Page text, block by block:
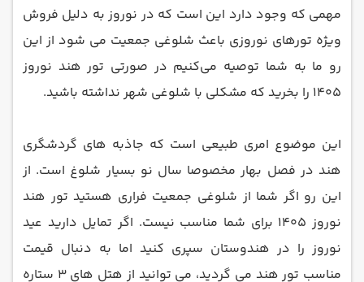
مهمی که وجود دارد این است که در نوروز به دلیل فروش
ویژه تورهای نوروزی باعث شلوغی جمعیت می شود از این
رو ما به شما توصیه می‌کنیم در صورتی تور هند نوروز
1405 را بخرید که مشکلی با شلوغی شهر نداشته باشید.
این موضوع امری طبیعی است که جاذبه های گردشگری
هند در فصل بهار مخصوصا سال نو بسیار شلوغ است. از
این رو اگر شما از شلوغی جمعیت فراری هستید تور هند
نوروز 1405 برای شما مناسب نیست. اگر تمایل دارید عید
نوروز را در هندوستان سپری کنید اما به دنبال قیمت
مناسب تور هند می گردید، می توانید از هتل های 3 ستاره